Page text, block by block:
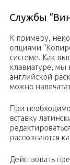
Службы
К примеру,
опциями
системе. Как
клавиатуре, мы
английской
можно
При
вставку
распознаются
Действовать